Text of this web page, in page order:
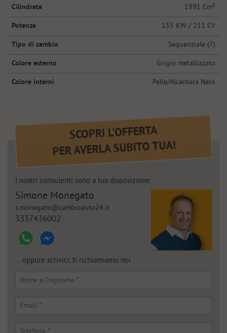
Cilindrata 1991 Cm³
Potenza 155 KW / 211 CV
Tipo di cambio Sequenziale (7)
Colore esterno Grigio metallizzato
Colore interni Pelle/Alcantara Nero
SCOPRI L'OFFERTA
PER AVERLA SUBITO TUA!
I nostri consulenti sono a tua disposizione:
Simone Monegato
s.monegato@cambioauto24.it
3337436002
... oppure scrivici, ti richiamiamo noi
alla
cookie
Puoi
rivedere
e
modificare
le
qualsiasi
Cookie necessari
Cookie delle preferenze